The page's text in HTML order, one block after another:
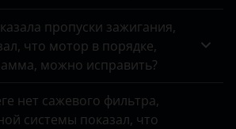
пропуски зажигания,
что мотор в порядке,
можно исправить?
нет сажевого фильтра,
системы показал, что